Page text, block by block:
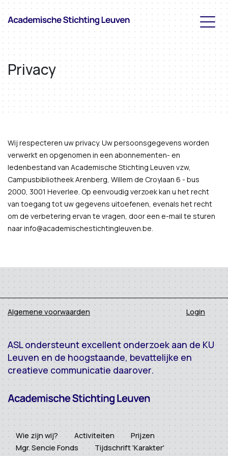
Privacy
Wij respecteren uw privacy. Uw persoonsgegevens worden
verwerkt en opgenomen in een abonnementen- en
ledenbestand van Academische Stichting Leuven vzw,
Campusbibliotheek Arenberg, Willem de Croylaan 6 - bus
2000, 3001 Heverlee. Op eenvoudig verzoek kan u het recht
van toegang tot uw gegevens uitoefenen, evenals het recht
om de verbetering ervan te vragen, door een e-mail te sturen
naar info@academischestichtingleuven.be.
Algemene voorwaarden Login
ASL ondersteunt excellent onderzoek aan de KU
Leuven en de hoogstaande, bevattelijke en
creatieve communicatie daarover.
Wie zijn wij? Activiteiten
Prijzen
Mgr. Sencie Fonds
Tijdschrift 'Karakter'